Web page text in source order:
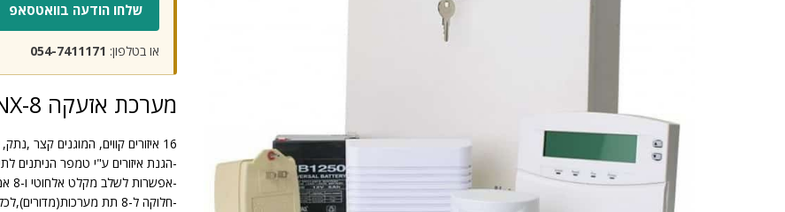
שלחו הודעה בוואטסאפ
או בטלפון: 054-7411171
מערכת אזעקה CADDX NX-8
16 איזורים קווים, המוגנים קצר ,נתק, או חבלה .
-הגנת איזורים ע"י טמפר הניתנים
-אפשרות לשלב מקלט אלחוטי ו-8 אמצעי גילוי אלחוטיים .
-חלוקה ל-8 תת מערכות(מדורים),לכל תת מערכת מספר מנוי שונה למוקד .